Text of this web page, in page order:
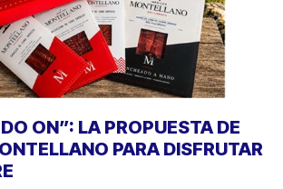
ON”: LA PROPUESTA DE
PARA DISFRUTAR